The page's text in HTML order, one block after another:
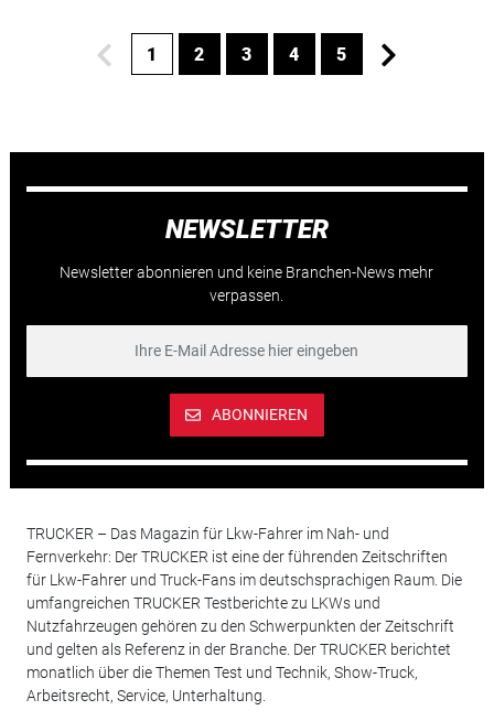
1 2 3 4 5
NEWSLETTER
Newsletter abonnieren und keine Branchen-News mehr
verpassen.
ABONNIEREN
TRUCKER – Das Magazin für Lkw-Fahrer im Nah- und
Fernverkehr: Der TRUCKER ist eine der führenden Zeitschriften
für Lkw-Fahrer und Truck-Fans im deutschsprachigen Raum. Die
umfangreichen TRUCKER Testberichte zu LKWs und
Nutzfahrzeugen gehören zu den Schwerpunkten der Zeitschrift
und gelten als Referenz in der Branche. Der TRUCKER berichtet
monatlich über die Themen Test und Technik, Show-Truck,
Arbeitsrecht, Service, Unterhaltung.